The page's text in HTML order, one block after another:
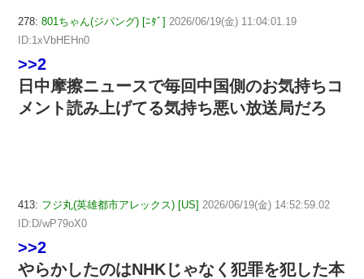
278: 801ちゃん(ジパング) [ﾆﾀﾞ] 2026/06/19(金) 11:04:01.19
ID:1xVbHEHn0
>>2
日中摩擦ニュースで毎回中国側のお気持ちコ
メント読み上げてる気持ち悪い放送局だろ
413: フジ丸(英雄都市アレックス) [US] 2026/06/19(金) 14:52:59.02
ID:D/wP79oX0
>>2
やらかしたのはNHKじゃなく犯罪を犯した本